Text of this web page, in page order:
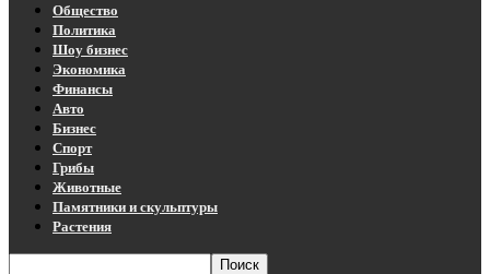
Общество
Политика
Шоу бизнес
Экономика
Финансы
Авто
Бизнес
Спорт
Грибы
Животные
Памятники и скульптуры
Растения